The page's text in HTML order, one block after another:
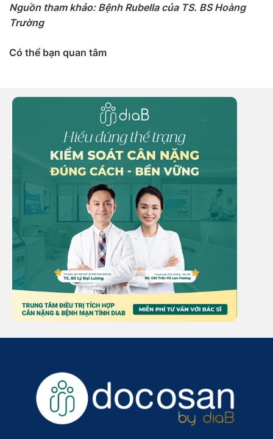
Nguồn tham khảo: Bệnh Rubella của TS. BS Hoàng
Trường
Có thể bạn quan tâm